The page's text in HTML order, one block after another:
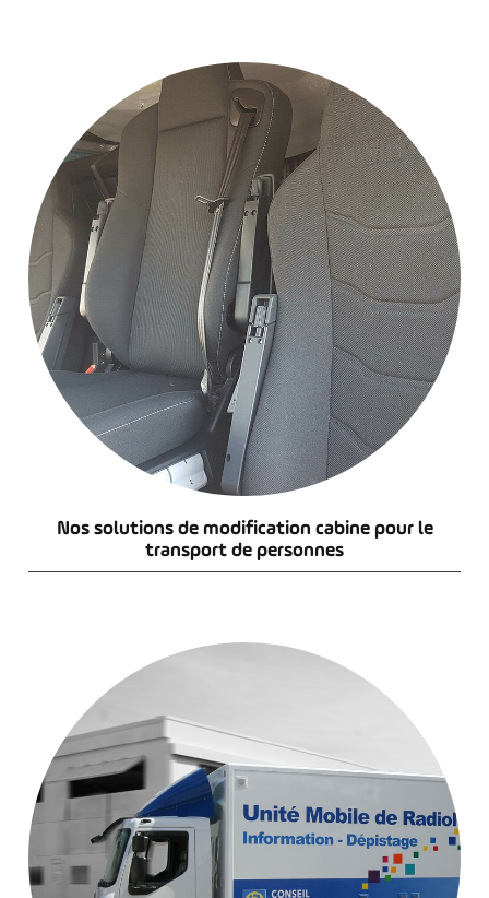
Nos solutions de modification cabine pour le
transport de personnes